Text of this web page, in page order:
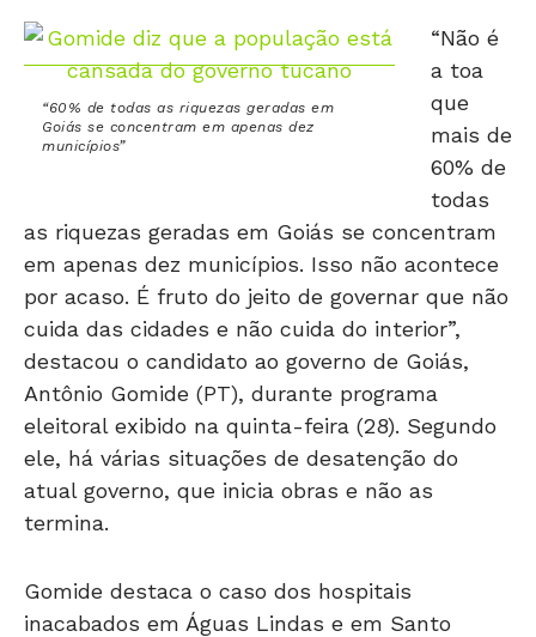
“60% de todas as riquezas geradas em
Goiás se concentram em apenas dez
municípios”
“Não é
a toa
que
mais de
60% de
todas
as riquezas geradas em Goiás se concentram
em apenas dez municípios. Isso não acontece
por acaso. É fruto do jeito de governar que não
cuida das cidades e não cuida do interior”,
destacou o candidato ao governo de Goiás,
Antônio Gomide (PT), durante programa
eleitoral exibido na quinta-feira (28). Segundo
ele, há várias situações de desatenção do
atual governo, que inicia obras e não as
termina.
Gomide destaca o caso dos hospitais
inacabados em Águas Lindas e em Santo